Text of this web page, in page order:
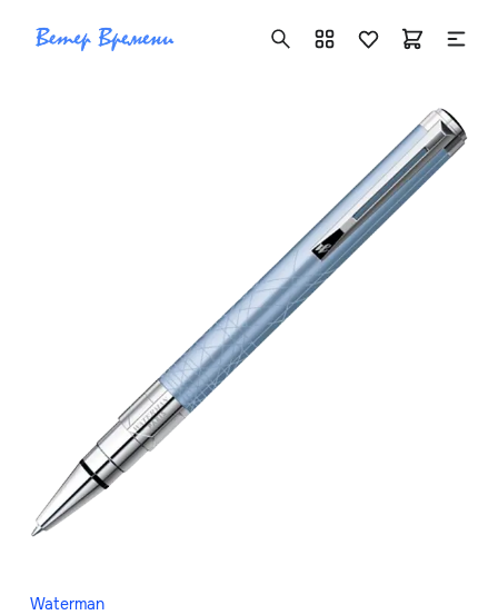
Waterman
+7 ( 705 ) 181-42-50
info@vetervremeni.kz
Авторизация
Каталог